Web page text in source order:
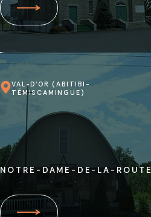
VAL-D'OR (ABITIBI-
TÉMISCAMINGUE)
NOTRE-DAME-DE-LA-ROUTE